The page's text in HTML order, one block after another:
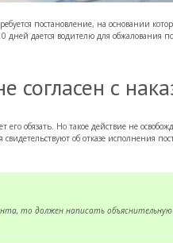
постановление, на основании
дается водителю для обжалования
согласен с
обязать. Но такое действие не
об отказе исполнения
то должен написать